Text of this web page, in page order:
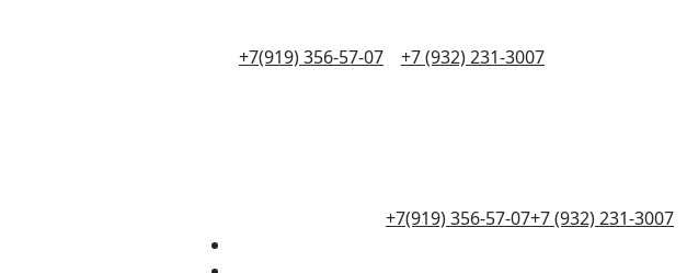
+7(919) 356-57-07 +7 (932) 231-3007
+7(919) 356-57-07+7 (932) 231-3007